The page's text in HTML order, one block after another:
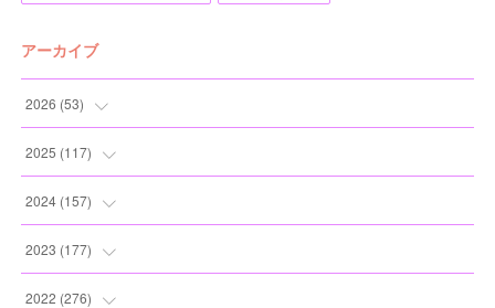
アーカイブ
2026 (53)
(1)
(5)
(7)
(11
2025 (117)
(11
(12
(12
2024(157)
(13
(13
2023 (177)
(20
2022 (276)